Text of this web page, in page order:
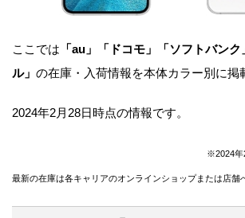
ここでは 「au」
「ドコモ」「ソフトバン
ル」 の在庫・入荷情報を本体カラー別に掲
2024年2月28日時点の情報です。
※2024年
最新の在庫は各キャリアのオンラインショップまたは店舗